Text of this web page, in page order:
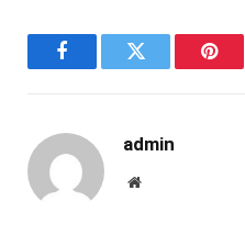
FacebookTwitter
admin
Website